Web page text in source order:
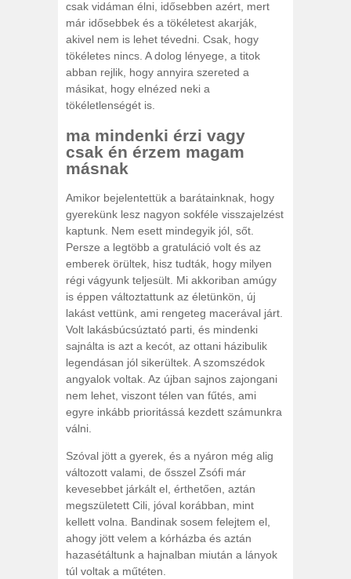
csak vidáman élni, idősebben azért, mert
már idősebbek és a tökéletest akarják,
akivel nem is lehet tévedni. Csak, hogy
tökéletes nincs. A dolog lényege, a titok
abban rejlik, hogy annyira szereted a
másikat, hogy elnézed neki a
tökéletlenségét is.
ma mindenki érzi vagy
csak én érzem magam
másnak
Amikor bejelentettük a barátainknak, hogy
gyerekünk lesz nagyon sokféle visszajelzést
kaptunk. Nem esett mindegyik jól, sőt.
Persze a legtöbb a gratuláció volt és az
emberek örültek, hisz tudták, hogy milyen
régi vágyunk teljesült. Mi akkoriban amúgy
is éppen változtattunk az életünkön, új
lakást vettünk, ami rengeteg macerával járt.
Volt lakásbúcsúztató parti, és mindenki
sajnálta is azt a kecót, az ottani házibulik
legendásan jól sikerültek. A szomszédok
angyalok voltak. Az újban sajnos zajongani
nem lehet, viszont télen van fűtés, ami
egyre inkább prioritássá kezdett számunkra
válni.
Szóval jött a gyerek, és a nyáron még alig
változott valami, de ősszel Zsófi már
kevesebbet járkált el, érthetően, aztán
megszületett Cili, jóval korábban, mint
kellett volna. Bandinak sosem felejtem el,
ahogy jött velem a kórházba és aztán
hazasétáltunk a hajnalban miután a lányok
túl voltak a műtéten.